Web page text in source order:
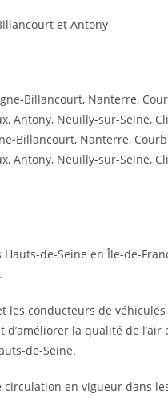
et Antony
Billancourt, Nanterre,
Antony, Neuilly-sur-Seine,
Billancourt, Nanterre,
Antony, Neuilly-sur-Seine,
de-Seine en Île-de-
les conducteurs de
la qualité de
de-Seine.
en vigueur dans